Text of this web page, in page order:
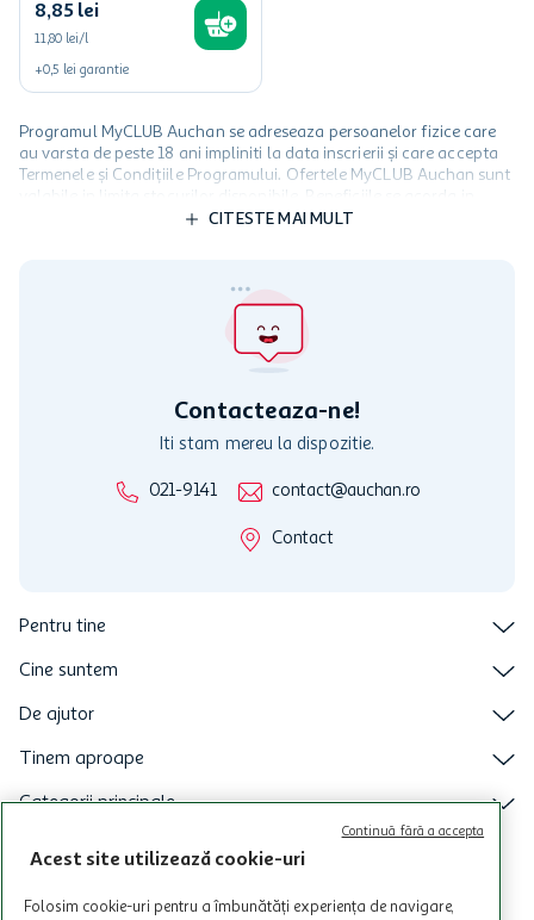
8,85 lei
11,80 lei/l
+0,5 lei garantie
Programul MyCLUB Auchan se adreseaza persoanelor fizice care
au varsta de peste 18 ani impliniti la data inscrierii și care accepta
Termenele și Condițiile Programului. Ofertele MyCLUB Auchan sunt
limita a 12 unitati / card client o singura data in perioada promotiei.
activitati in afara celor mentionate in Termene si Conditii. Auchan
nu raspunde pentru imposibilitatea utilizarii Cardului in perioada in
care aceste este suspendat sau in perioada in care sunt efectuate
CITESTE MAI MULT
Contacteaza-ne!
Iti stam mereu la dispozitie.
021-9141 contact@auchan.ro
Contact
Pentru tine
Cine suntem
De ajutor
Tinem aproape
Categorii principale
Intra acum in aplicatia Auchan
Acest site utilizează cookie-uri
Folosim cookie-uri pentru a îmbunătăți experiența de navigare,
Continuă fără a accepta